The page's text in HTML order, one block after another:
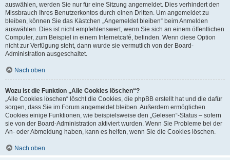
auswählen, werden Sie nur für eine Sitzung angemeldet. Dies verhindert den
Missbrauch Ihres Benutzerkontos durch einen Dritten. Um angemeldet zu
bleiben, können Sie das Kästchen „Angemeldet bleiben“ beim Anmelden
auswählen. Dies ist nicht empfehlenswert, wenn Sie sich an einem öffentlichen
Computer, zum Beispiel in einem Internetcafé, befinden. Wenn diese Option
nicht zur Verfügung steht, dann wurde sie vermutlich von der Board-
Administration ausgeschaltet.
Nach oben
Wozu ist die Funktion „Alle Cookies löschen“?
„Alle Cookies löschen“ löscht die Cookies, die phpBB erstellt hat und die dafür
sorgen, dass Sie im Forum angemeldet bleiben. Außerdem ermöglichen
Cookies einige Funktionen, wie beispielsweise den „Gelesen“-Status – sofern
sie von der Board-Administration aktiviert wurden. Wenn Sie Probleme bei der
An- oder Abmeldung haben, kann es helfen, wenn Sie die Cookies löschen.
Nach oben